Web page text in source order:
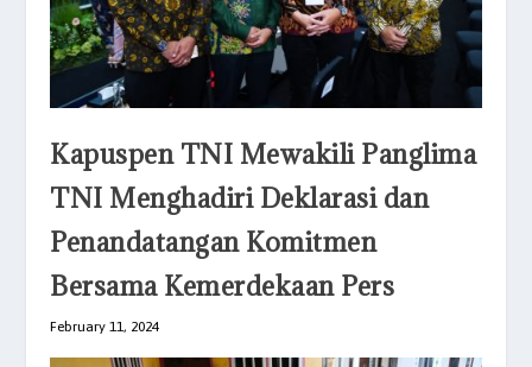
Kapuspen TNI Mewakili Panglima
TNI Menghadiri Deklarasi dan
Penandatangan Komitmen
Bersama Kemerdekaan Pers
February 11, 2024